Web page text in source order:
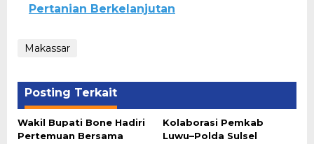
Pertanian Berkelanjutan
Makassar
Posting Terkait
Wakil Bupati Bone Hadiri
Pertemuan Bersama
Kolaborasi Pemkab
Luwu–Polda Sulsel